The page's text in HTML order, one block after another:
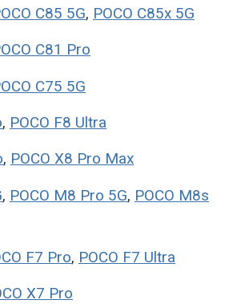
C85 5G, POCO C85x 5G
C81 Pro
C75 5G
, POCO F8 Ultra
, POCO X8 Pro Max
, POCO M8 Pro 5G, POCO M8s
F7 Pro, POCO F7 Ultra
X7 Pro